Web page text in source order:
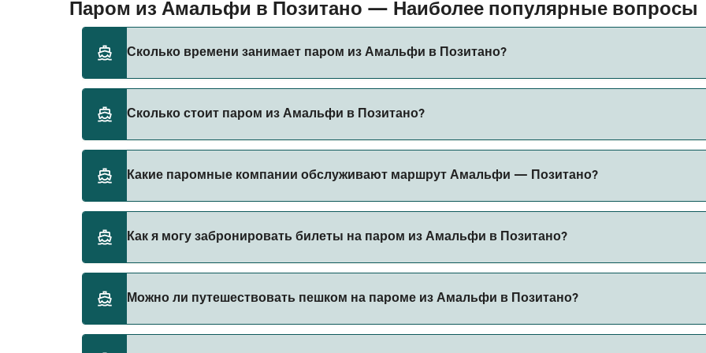
Паром из Амальфи в Позитано — Наиболее популярные вопросы
Сколько времени занимает паром из Амальфи в Позитано?
оператора, поэтому рекомендуется проверить актуальную информацию через наш Поиск Сделок.
Сколько стоит паром из Амальфи в Позитано?
Цена указана без учета сборов за бронирование.
Какие паромные компании обслуживают маршрут Амальфи — Позитано?
Как я могу забронировать билеты на паром из Амальфи в Позитано?
паромы.
Можно ли путешествовать пешком на пароме из Амальфи в Позитано?